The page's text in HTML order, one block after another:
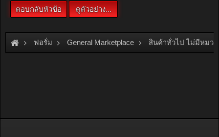
ฟอรั่ม General Marketplace สินค้าทั่วไป ไม่มีหมว